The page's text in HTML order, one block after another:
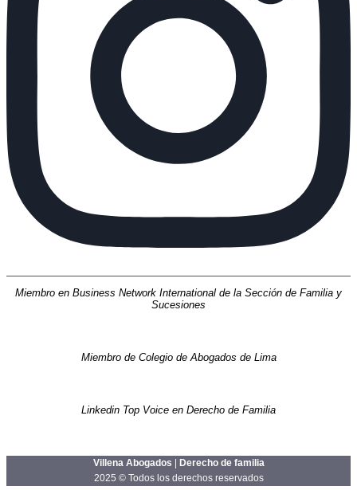
Miembro en Business Network International de la Sección de Familia y
Sucesiones
Miembro de Colegio de Abogados de Lima
Linkedin Top Voice en Derecho de Familia
Villena Abogados | Derecho de familia
2025 © Todos los derechos reservados